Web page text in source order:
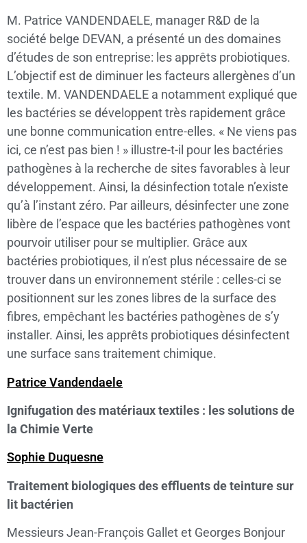
M. Patrice VANDENDAELE, manager R&D de la
société belge DEVAN, a présenté un des domaines
d’études de son entreprise: les apprêts probiotiques.
L’objectif est de diminuer les facteurs allergènes d’un
textile. M. VANDENDAELE a notamment expliqué que
les bactéries se développent très rapidement grâce
une bonne communication entre-elles. « Ne viens pas
ici, ce n’est pas bien ! » illustre-t-il pour les bactéries
pathogènes à la recherche de sites favorables à leur
développement. Ainsi, la désinfection totale n’existe
qu’à l’instant zéro. Par ailleurs, désinfecter une zone
libère de l’espace que les bactéries pathogènes vont
pourvoir utiliser pour se multiplier. Grâce aux
bactéries probiotiques, il n’est plus nécessaire de se
trouver dans un environnement stérile : celles-ci se
positionnent sur les zones libres de la surface des
fibres, empêchant les bactéries pathogènes de s’y
installer. Ainsi, les apprêts probiotiques désinfectent
une surface sans traitement chimique.
Patrice Vandendaele
Ignifugation des matériaux textiles : les solutions de
la Chimie Verte
Sophie Duquesne
Traitement biologiques des effluents de teinture sur
lit bactérien
Messieurs Jean-François Gallet et Georges Bonjour